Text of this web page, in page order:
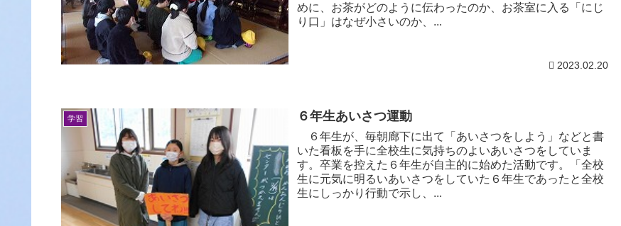
めに、お茶がどのように伝わったのか、お茶室に入る「にじ
り口」はなぜ小さいのか、...
2023.02.20
学習 ６年生あいさつ運動
６年生が、毎朝廊下に出て「あいさつをしよう」などと書
いた看板を手に全校生に気持ちのよいあいさつをしていま
す。卒業を控えた６年生が自主的に始めた活動です。「全校
生に元気に明るいあいさつをしていた６年生であったと全校
生にしっかり行動で示し、...